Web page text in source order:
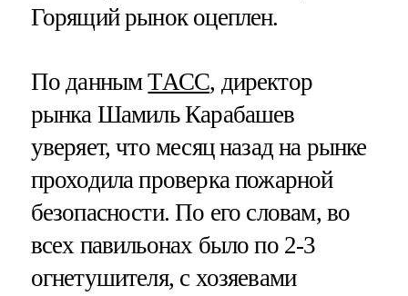
Горящий рынок оцеплен.
По даннымТАСС, директор
рынка Шамиль Карабашев
уверяет, что месяц назад на рынке
проходила проверка пожарной
безопасности. По его словам, во
всех павильонах было по 2-3
огнетушителя, с хозяевами